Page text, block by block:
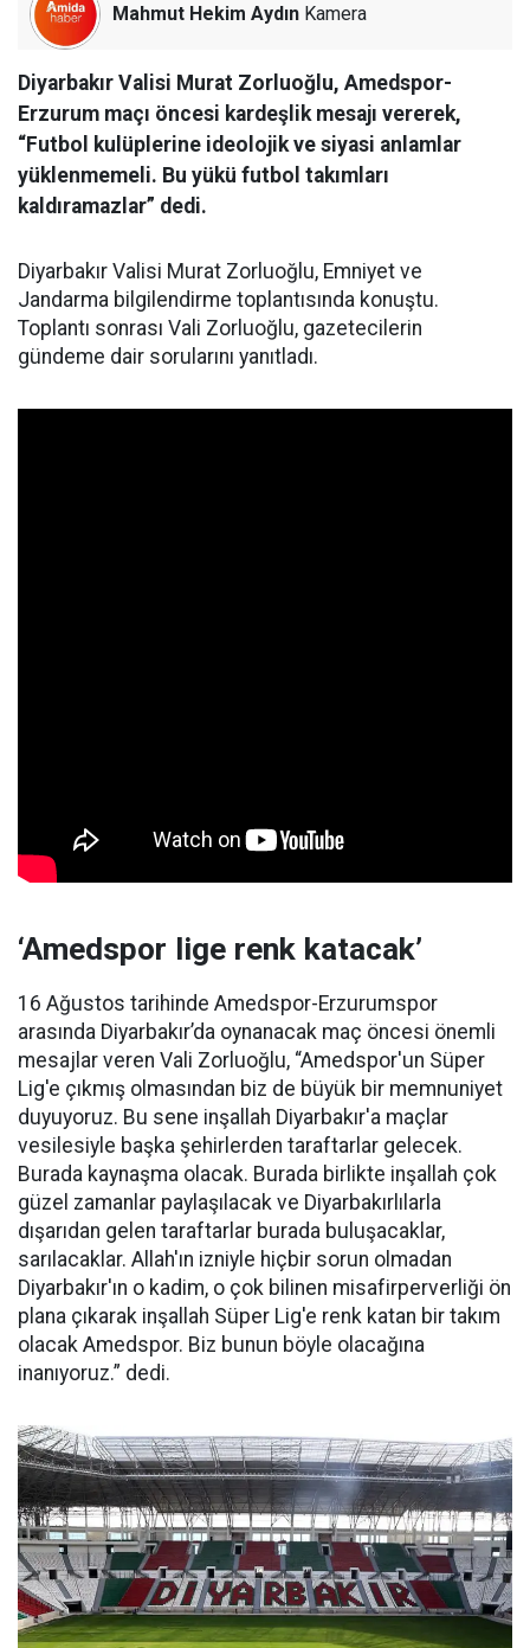
Mahmut Hekim Aydın Kamera
Diyarbakır Valisi Murat Zorluoğlu, Amedspor-
Erzurum maçı öncesi kardeşlik mesajı vererek,
“Futbol kulüplerine ideolojik ve siyasi anlamlar
yüklenmemeli. Bu yükü futbol takımları
kaldıramazlar” dedi.
Diyarbakır Valisi Murat Zorluoğlu, Emniyet ve
Jandarma bilgilendirme toplantısında konuştu.
Toplantı sonrası Vali Zorluoğlu, gazetecilerin
gündeme dair sorularını yanıtladı.
‘Amedspor lige renk katacak’
16 Ağustos tarihinde Amedspor-Erzurumspor
arasında Diyarbakır’da oynanacak maç öncesi önemli
mesajlar veren Vali Zorluoğlu, “Amedspor'un Süper
Lig'e çıkmış olmasından biz de büyük bir memnuniyet
duyuyoruz. Bu sene inşallah Diyarbakır'a maçlar
vesilesiyle başka şehirlerden taraftarlar gelecek.
Burada kaynaşma olacak. Burada birlikte inşallah çok
güzel zamanlar paylaşılacak ve Diyarbakırlılarla
dışarıdan gelen taraftarlar burada buluşacaklar,
sarılacaklar. Allah'ın izniyle hiçbir sorun olmadan
Diyarbakır'ın o kadim, o çok bilinen misafirperverliği ön
plana çıkarak inşallah Süper Lig'e renk katan bir takım
olacak Amedspor. Biz bunun böyle olacağına
inanıyoruz.” dedi.